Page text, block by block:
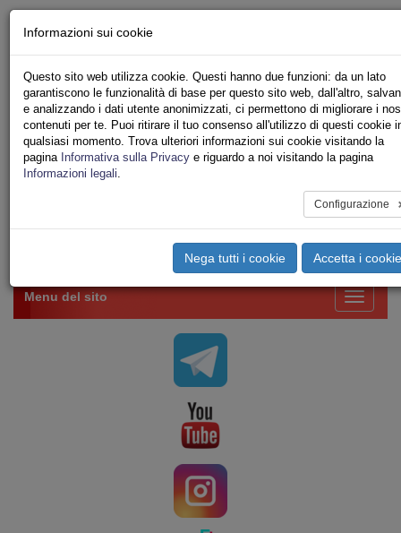
Iscriviti Online
Ricerca
Area Stampa
Privacy
VV.F.
UNIONE SINDACALE DI BASE SETTORE VIGILI
Toggle
Menu del sito
Informazioni sui cookie
Questo sito web utilizza cookie. Questi hanno due funzioni: da un lato
garantiscono le funzionalità di base per questo sito web, dall'altro,
e analizzando i dati utente anonimizzati, ci permettono di migliorare i
contenuti per te. Puoi ritirare il tuo consenso all'utilizzo di questi cookie
qualsiasi momento. Trova ulteriori informazioni sui cookie visitando la
pagina Informativa sulla Privacy e riguardo a noi visitando la pagina
Informazioni legali.
Configurazione
Nega tutti i cookie Accetta i cookie